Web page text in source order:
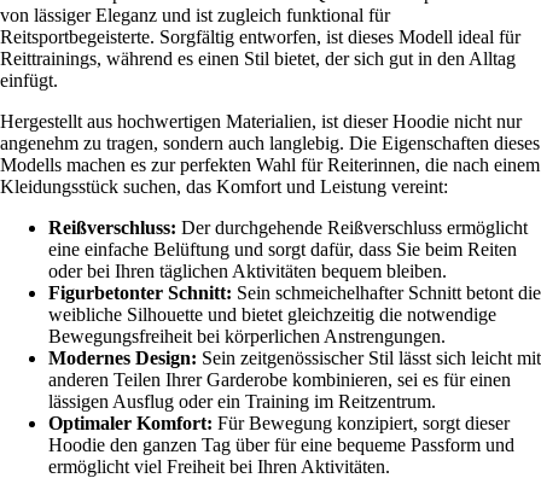
von lässiger Eleganz und ist zugleich funktional für
Reitsportbegeisterte. Sorgfältig entworfen, ist dieses Modell ideal für
Reittrainings, während es einen Stil bietet, der sich gut in den Alltag
einfügt.
Hergestellt aus hochwertigen Materialien, ist dieser Hoodie nicht nur
angenehm zu tragen, sondern auch langlebig. Die Eigenschaften dieses
Modells machen es zur perfekten Wahl für Reiterinnen, die nach einem
Kleidungsstück suchen, das Komfort und Leistung vereint:
Reißverschluss: Der durchgehende Reißverschluss ermöglicht
eine einfache Belüftung und sorgt dafür, dass Sie beim Reiten
oder bei Ihren täglichen Aktivitäten bequem bleiben.
Figurbetonter Schnitt: Sein schmeichelhafter Schnitt betont die
weibliche Silhouette und bietet gleichzeitig die notwendige
Bewegungsfreiheit bei körperlichen Anstrengungen.
Modernes Design: Sein zeitgenössischer Stil lässt sich leicht mit
anderen Teilen Ihrer Garderobe kombinieren, sei es für einen
lässigen Ausflug oder ein Training im Reitzentrum.
Optimaler Komfort: Für Bewegung konzipiert, sorgt dieser
Hoodie den ganzen Tag über für eine bequeme Passform und
ermöglicht viel Freiheit bei Ihren Aktivitäten.